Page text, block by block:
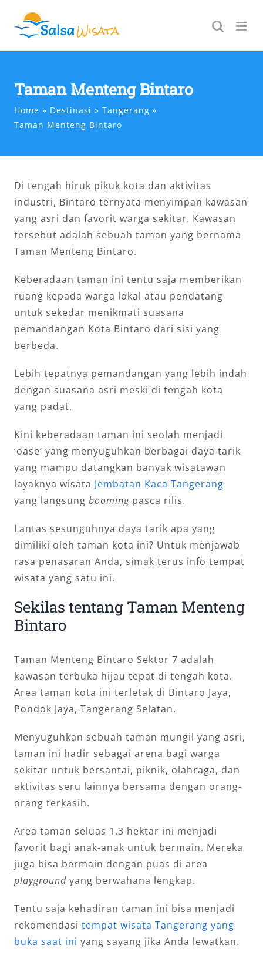
content
Taman Menteng Bintaro
Home Destinasi
Tangerang
Taman Menteng Bintaro
Di tengah hiruk pikuk kota dan aktivitas
industri, Bintaro ternyata menyimpan kawasan
yang asri dan favorit warga sekitar. Kawasan
tersebut adalah sebuah taman yang bernama
Taman Menteng Bintaro.
Keberadaan taman ini tentu saja memberikan
ruang kepada warga lokal atau pendatang
untuk sekedar menikmati suasana
pemandangan Kota Bintaro dari sisi yang
berbeda.
Lebih tepatnya pemandangan yang lebih indah
dengan suasana asri meski di tengah kota
yang padat.
Kini keberadaan taman ini seolah menjadi
‘oase’ yang menyuguhkan berbagai daya tarik
yang mampu datangkan banyak wisatawan
layaknya wisata Jembatan Kaca Tangerang
yang langsung booming pasca rilis.
Lantas sesunguhnya daya tarik apa yang
dimiliki oleh taman kota ini? Untuk menjawab
rasa penasaran Anda, simak terus info tempat
wisata yang satu ini.
Sekilas tentang Taman Menteng
Bintaro
Taman Menteng Bintaro Sektor 7 adalah
kawasan terbuka hijau tepat di tengah kota.
Area taman kota ini terletak di Bintaro Jaya,
Pondok Jaya, Tangerang Selatan.
Menyuguhkan sebuah taman mungil yang asri,
taman ini hadir sebagai arena bagi warga
sekitar untuk bersantai, piknik, olahraga, dan
aktivitas seru lainnya bersama dengan orang-
orang terkasih.
Area taman seluas 1.3 hektar ini menjadi
favorit bagi anak-anak untuk bermain. Mereka
juga bisa bermain dengan puas di area
playground yang berwahana lengkap.
Tentu saja kehadiran taman ini bisa menjadi
rekomendasi tempat wisata Tangerang yang
buka saat ini yang sayang jika Anda lewatkan.